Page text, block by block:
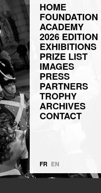
HOME
FOUNDATION
ACADEMY
2026 EDITION
EXHIBITIONS
PRIZE LIST
IMAGES
PRESS
PARTNERS
TROPHY
ARCHIVES
CONTACT
FR EN